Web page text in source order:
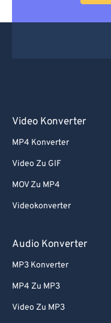
Video Konverter
MP4 Konverter
Video Zu GIF
MOV Zu MP4
Videokonverter
Audio Konverter
MP3 Konverter
MP4 Zu MP3
Video Zu MP3